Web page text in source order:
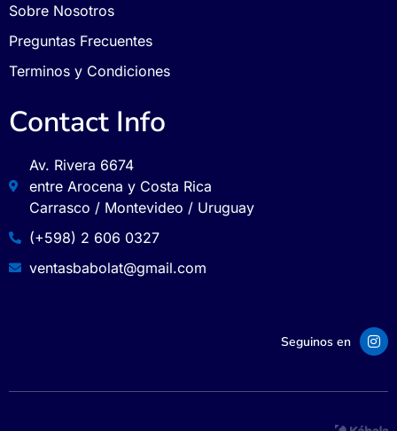
Sobre Nosotros
Preguntas Frecuentes
Terminos y Condiciones
Contact Info
Av. Rivera 6674
entre Arocena y Costa Rica
Carrasco / Montevideo / Uruguay
(+598) 2 606 0327
ventasbabolat@gmail.com
Seguinos en